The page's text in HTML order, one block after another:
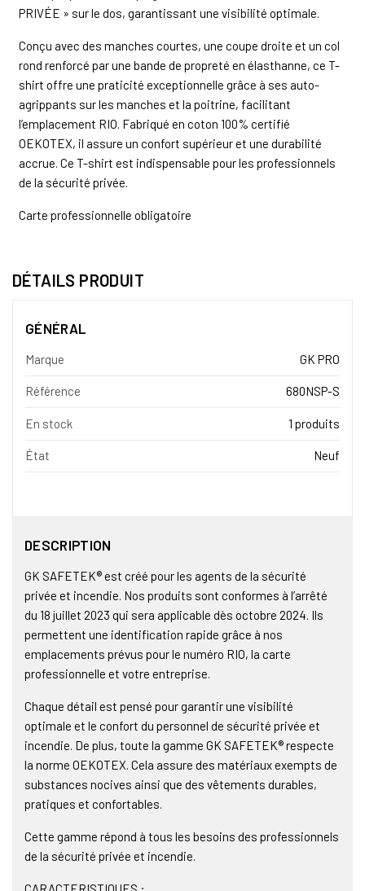
PRIVÉE » sur le dos, garantissant une visibilité optimale.
Conçu avec des manches courtes, une coupe droite et un col
rond renforcé par une bande de propreté en élasthanne, ce T-
shirt offre une praticité exceptionnelle grâce à ses auto-
agrippants sur les manches et la poitrine, facilitant
l’emplacement RIO. Fabriqué en coton 100% certifié
OEKOTEX, il assure un confort supérieur et une durabilité
accrue. Ce T-shirt est indispensable pour les professionnels
de la sécurité privée.
Carte professionnelle obligatoire
DÉTAILS PRODUIT
GÉNÉRAL
Marque GK PRO
Référence 680NSP-S
En stock 1 produits
État Neuf
DESCRIPTION
GK SAFETEK® est créé pour les agents de la sécurité
privée et incendie. Nos produits sont conformes à l’arrêté
du 18 juillet 2023 qui sera applicable dès octobre 2024. Ils
permettent une identification rapide grâce à nos
emplacements prévus pour le numéro RIO, la carte
professionnelle et votre entreprise.
Chaque détail est pensé pour garantir une visibilité
optimale et le confort du personnel de sécurité privée et
incendie. De plus, toute la gamme GK SAFETEK® respecte
la norme OEKOTEX. Cela assure des matériaux exempts de
substances nocives ainsi que des vêtements durables,
pratiques et confortables.
Cette gamme répond à tous les besoins des professionnels
de la sécurité privée et incendie.